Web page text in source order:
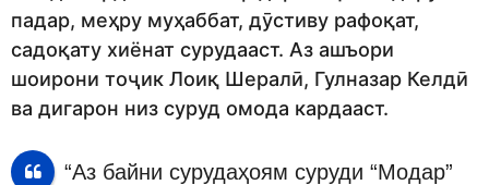
падар, меҳру муҳаббат, дӯстиву рафоқат,
садоқату хиёнат сурудааст. Аз ашъори
шоирони тоҷик Лоиқ Шералӣ, Гулназар Келдӣ
ва дигарон низ суруд омода кардааст.
“Аз байни сурудаҳоям суруди “Модар”